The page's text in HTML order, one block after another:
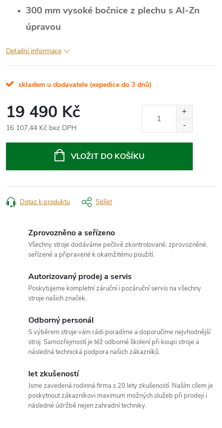
300 mm vysoké bočnice z plechu s Al-Zn
úpravou
Detailní informace
skladem u dodavatele (expedice do 3 dnů)
19 490 Kč
16 107,44 Kč bez DPH
VLOŽIT DO KOŠÍKU
Dotaz k produktu Sdílet
Zprovozněno a seřízeno
Všechny stroje dodáváme pečlivě zkontrolované, zprovozněné,
seřízené a připravené k okamžitému použití.
Autorizovaný prodej a servis
Poskytujeme kompletní záruční i pozáruční servis na všechny
stroje našich značek.
Odborný personál
S výběrem stroje vám rádi poradíme a doporučíme nejvhodnější
stroj. Samozřejmostí je též odborné školení při koupi stroje a
následná technická podpora našich zákazníků.
let zkušeností
Jsme zavedená rodinná firma s 20 lety zkušeností. Naším cílem je
poskytnout zákazníkovi maximum možných služeb při prodeji i
následné údržbě nejen zahradní techniky.